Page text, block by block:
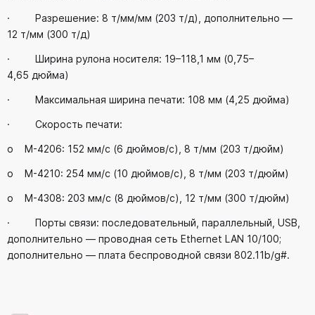
· Разрешение: 8 т/мм/мм (203 т/д), дополнительно —
12 т/мм (300 т/д)
· Ширина рулона носителя: 19–118,1 мм (0,75–
4,65 дюйма)
· Максимальная ширина печати: 108 мм (4,25 дюйма)
· Скорость печати:
o M-4206: 152 мм/с (6 дюймов/с), 8 т/мм (203 т/дюйм)
o М-4210: 254 мм/с (10 дюймов/с), 8 т/мм (203 т/дюйм)
o М-4308: 203 мм/с (8 дюймов/с), 12 т/мм (300 т/дюйм)
· Порты связи: последовательный, параллельный, USB,
дополнительно — проводная сеть Ethernet LAN 10/100;
дополнительно — плата беспроводной связи 802.11b/g#.